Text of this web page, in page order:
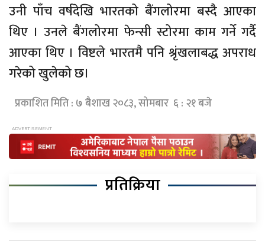
उनी पाँच वर्षदेखि भारतको बैंगलोरमा बस्दै आएका
थिए । उनले बैंगलोरमा फेन्सी स्टोरमा काम गर्ने गर्दै
आएका थिए । विष्टले भारतमै पनि श्रृंखलाबद्ध अपराध
गरेको खुलेको छ।
प्रकाशित मिति : ७ बैशाख २०८३, सोमबार ६ : २१ बजे
प्रतिक्रिया